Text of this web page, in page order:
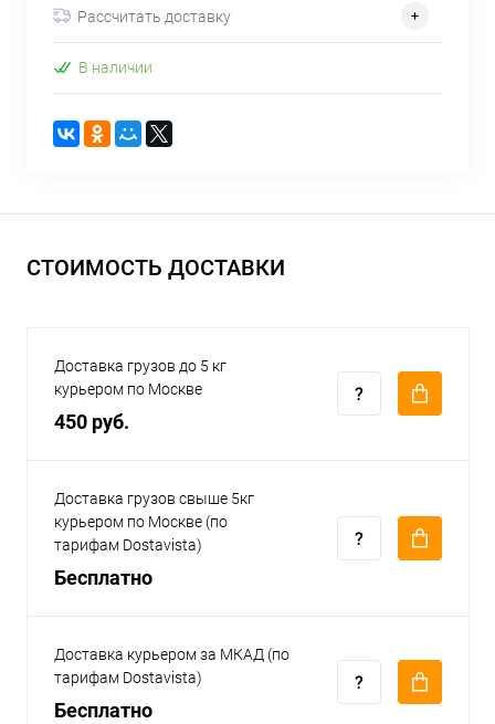
Рассчитать доставку
В наличии
СТОИМОСТЬ ДОСТАВКИ
Доставка грузов до 5 кг
курьером по Москве
450 руб.
Доставка грузов свыше 5кг
курьером по Москве (по
тарифам Dostavista)
Бесплатно
Доставка курьером за МКАД (по
тарифам Dostavista)
Бесплатно